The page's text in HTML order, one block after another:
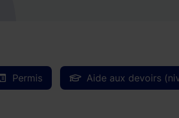
Permis Aide aux devoirs